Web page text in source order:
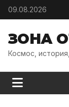
Skip to content
09.08.2026
ЗОНА
Космос,